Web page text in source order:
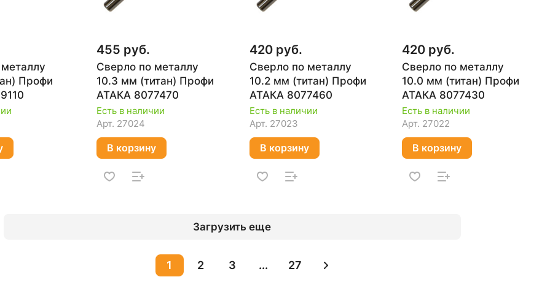
Профи
455 руб.
Сверло по металлу
10.3 мм (титан) Профи
АТАКА 8077470
Есть в наличии
Арт. 27024
В корзину
420 руб.
Сверло по металлу
10.2 мм (титан) Профи
АТАКА 8077460
Есть в наличии
Арт. 27023
В корзину
420 руб.
Сверло по металлу
10.0 мм (титан) Профи
АТАКА 8077430
Есть в наличии
Арт. 27022
В корзину
Загрузить еще
1 2 3 ... 27